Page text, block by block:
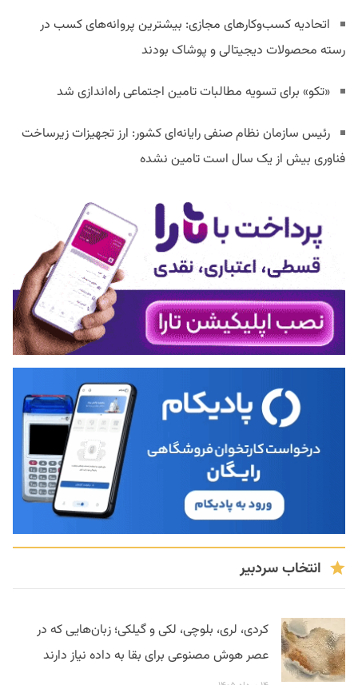
اتحادیه کسب‌وکارهای مجازی: بیشترین پروانه‌های کسب در
رسته محصولات دیجیتالی و پوشاک بودند
«تکو» برای تسویه مطالبات تامین اجتماعی راه‌اندازی شد
رئیس سازمان نظام صنفی رایانه‌ای کشور: ارز تجهیزات زیرساخت
فناوری بیش از یک سال است تامین نشده
انتخاب سردبیر
کردی، لری، بلوچی، لکی و گیلکی؛ زبان‌هایی که در
عصر هوش مصنوعی برای بقا به داده نیاز دارند